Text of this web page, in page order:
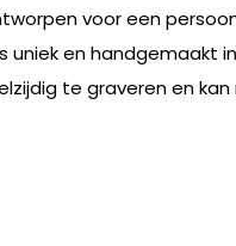
voor een
en handgemaakt
te graveren en